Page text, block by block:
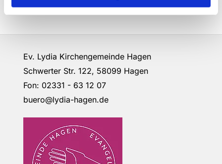
Ev. Lydia Kirchengemeinde Hagen
Schwerter Str. 122, 58099 Hagen
Fon: 02331 - 63 12 07
buero@lydia-hagen.de